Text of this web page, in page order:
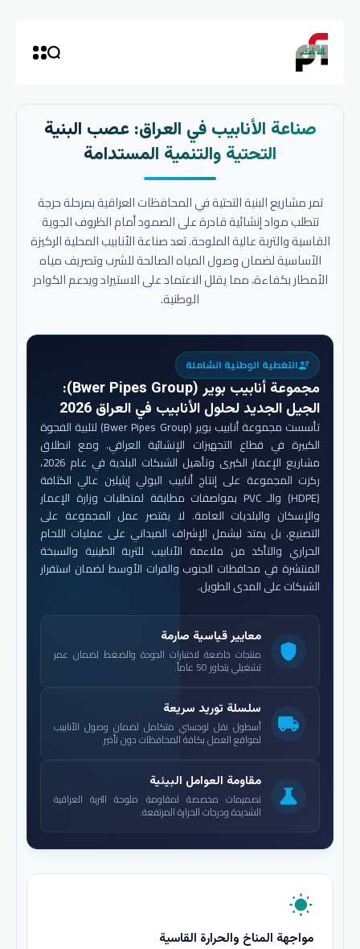
صناعة الأنابيب في العراق: عصب البنية
التحتية والتنمية المستدامة
تمر مشاريع البنية التحتية في المحافظات العراقية بمرحلة حرجة
تتطلب مواد إنشائية قادرة على الصمود أمام الظروف الجوية
القاسية والتربة عالية الملوحة. تعد صناعة الأنابيب المحلية الركيزة
الأساسية لضمان وصول المياه الصالحة للشرب وتصريف مياه
الأمطار بكفاءة، مما يقلل الاعتماد على الاستيراد ويدعم الكوادر
الوطنية.
engineeringالتغطية الوطنية الشاملة
مجموعة أنابيب بوير (Bwer Pipes Group)
:
الجيل الجديد لحلول الأنابيب في العراق 2026
تأسست مجموعة أنابيب بوير (Bwer Pipes Group) لتلبية الفجوة
الكبيرة في قطاع التجهيزات الإنشائية العراقي. ومع انطلاق
مشاريع الإعمار الكبرى وتأهيل الشبكات البلدية في عام 2026،
ركزت المجموعة على إنتاج أنابيب البولي إيثيلين عالي الكثافة
(HDPE) والـ PVC بمواصفات مطابقة لمتطلبات وزارة الإعمار
والإسكان والبلديات العامة. لا يقتصر عمل المجموعة على
التصنيع، بل يمتد ليشمل الإشراف الميداني على عمليات اللحام
الحراري والتأكد من ملاءمة الأنابيب للتربة الطينية والسبخة
المنتشرة في محافظات الجنوب والفرات الأوسط لضمان استقرار
الشبكات على المدى الطويل.
shield
معايير قياسية صارمة
منتجات خاضعة لاختبارات الجودة والضغط لضمان عمر
تشغيلي يتجاوز 50 عاماً.
local_shipping
سلسلة توريد سريعة
أسطول نقل لوجستي متكامل لضمان وصول الأنابيب
لمواقع العمل بكافة المحافظات دون تأخير.
science
مقاومة العوامل البيئية
تصميمات مخصصة لمقاومة ملوحة التربة العراقية
الشديدة ودرجات الحرارة المرتفعة.
wb_sunny
مواجهة المناخ والحرارة القاسية